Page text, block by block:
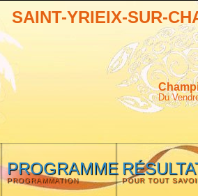
SAINT-YRIEIX-SUR-
Du
PROGRAMME
PROGRAMMATION POUR TOUT